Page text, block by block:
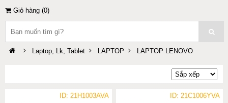
Giỏ hàng (0)
Laptop, Lk, Tablet LAPTOP LAPTOP LENOVO
ID: 21H1003AVA ID: 21C1006YVA